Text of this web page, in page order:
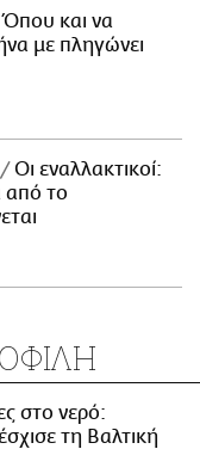
και να
με πληγώνει
Οι εναλλακτικοί:
από το
στο νερό:
τη Βαλτική